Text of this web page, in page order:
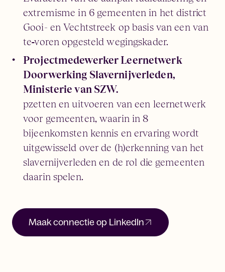
extremisme in 6 gemeenten in het district
Gooi- en Vechtstreek op basis van een van
te voren opgesteld wegingskader.
Projectmedewerker Leernetwerk
Doorwerking Slavernijverleden,
Ministerie van SZW.
pzetten en uitvoeren van een leernetwerk
voor gemeenten, waarin in 8
bijeenkomsten kennis en ervaring wordt
uitgewisseld over de (h)erkenning van het
slavernijverleden en de rol die gemeenten
daarin spelen.
Maak connectie op LinkedIn